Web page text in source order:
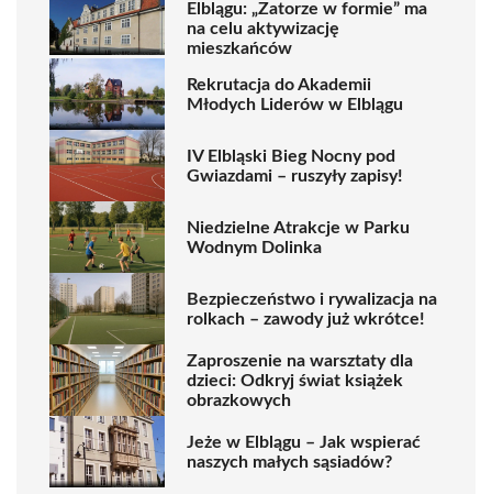
Elblągu: „Zatorze w formie” ma
na celu aktywizację
mieszkańców
Rekrutacja do Akademii
Młodych Liderów w Elblągu
IV Elbląski Bieg Nocny pod
Gwiazdami – ruszyły zapisy!
Niedzielne Atrakcje w Parku
Wodnym Dolinka
Bezpieczeństwo i rywalizacja na
rolkach – zawody już wkrótce!
Zaproszenie na warsztaty dla
dzieci: Odkryj świat książek
obrazkowych
Jeże w Elblągu – Jak wspierać
naszych małych sąsiadów?